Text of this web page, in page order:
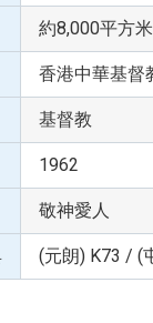
約8,000平方米
香港中華基督
基督教
1962
敬神愛人
(元朗) K73 / (